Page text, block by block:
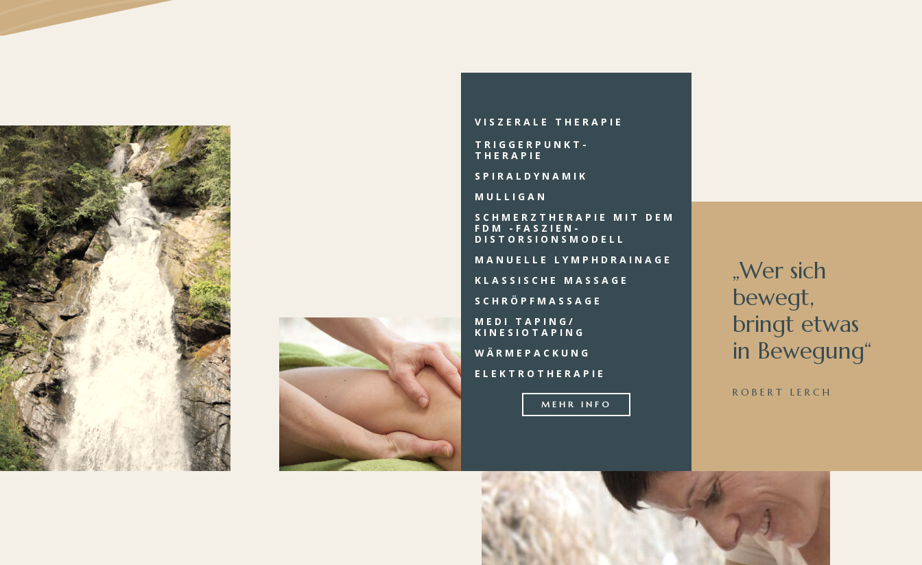
VISZERALE THERAPIE
TRIGGERPUNKT-
THERAPIE
SPIRALDYNAMIK
MULLIGAN
SCHMERZTHERAPIE MIT DEM
FDM -FASZIEN-
DISTORSIONSMODELL
MANUELLE LYMPHDRAINAGE
KLASSISCHE MASSAGE
SCHRÖPFMASSAGE
MEDI TAPING/
KINESIOTAPING
WÄRMEPACKUNG
ELEKTROTHERAPIE
MEHR INFO
„Wer sich
bewegt,
bringt etwas
in Bewegung“
ROBERT LERCH